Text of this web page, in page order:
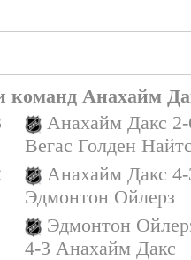
команд Анахайм
Анахайм Дакс
Вегас Голден
Анахайм Дакс
Эдмонтон Ойлерз
Эдмонтон
4-3 Анахайм Дакс